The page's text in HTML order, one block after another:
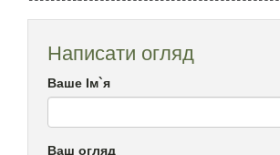
Написати огляд
Ваше Ім`я
Ваш огляд